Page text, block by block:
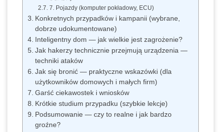
7. Pojazdy (komputer pokładowy, ECU)
Konkretnych przypadków i kampanii (wybrane,
dobrze udokumentowane)
Inteligentny dom — jak wielkie jest zagrożenie?
Jak hakerzy technicznie przejmują urządzenia —
techniki ataków
Jak się bronić — praktyczne wskazówki (dla
użytkowników domowych i małych firm)
Garść ciekawostek i wniosków
Krótkie studium przypadku (szybkie lekcje)
Podsumowanie — czy to realne i jak bardzo
groźne?